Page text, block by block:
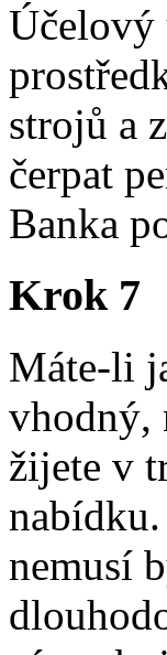
Účelový
strojů a
čerpat
Banka
Krok 7
Máte-li
vhodný,
žijete v
nemusí